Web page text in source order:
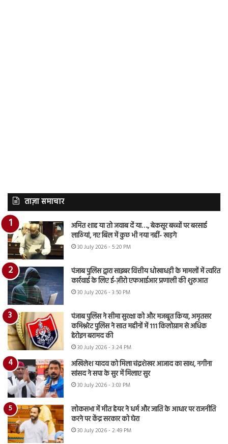
ताज़ा समाचार
अमित शाह या तो जवाब दें या…., बेकसूर बच्चों पर बरसाई
लाठियां, नए बिल में कुछ भी नया नहीं- खड़गे
30 July 2026 - 5:20 PM
पंजाब पुलिस द्वारा साइबर वित्तीय धोखाधड़ी के मामलों में त्वरित
कार्रवाई के लिए ई-ज़ीरो एफआईआर प्रणाली की शुरुआत
30 July 2026 - 3:50 PM
पंजाब पुलिस ने सीमा सुरक्षा को और मजबूत किया, अमृतसर
कमिश्नरेट पुलिस ने सात महीनों में 111 किलोग्राम से अधिक
हेरोइन बरामद की
30 July 2026 - 3:24 PM
अखिलेश यादव को मिला चंद्रशेखर आजाद का साथ, नगीना
सांसद ने सपा के सुर में मिलाए सुर
30 July 2026 - 3:03 PM
लोकसभा में मीत हेयर ने धर्म और जाति के आधार पर राजनीति
करने पर केंद्र सरकार को घेरा
30 July 2026 - 2:49 PM